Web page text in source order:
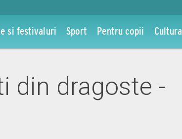
si festivaluri Sport Pentru copii Cultura
din dragoste -